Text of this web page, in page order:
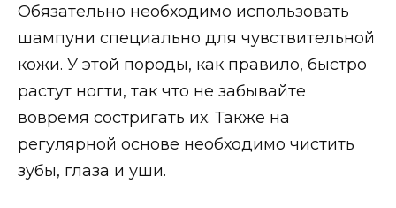
Обязательно необходимо использовать
шампуни специально для чувствительной
кожи. У этой породы, как правило, быстро
растут ногти, так что не забывайте
вовремя состригать их. Также на
регулярной основе необходимо чистить
зубы, глаза и уши.